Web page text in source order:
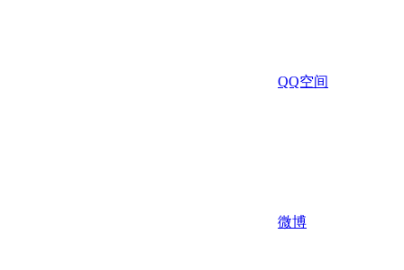
QQ空间
微博